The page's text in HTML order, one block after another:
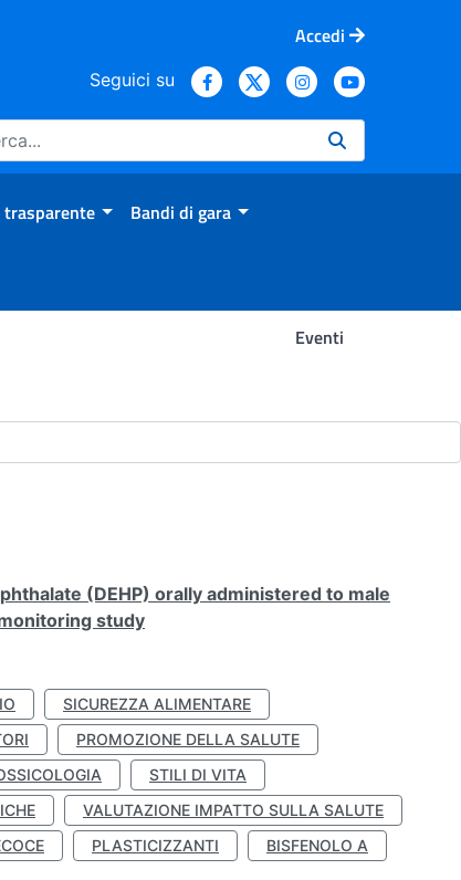
Accedi
Seguici su
Bandi di gara
Eventi
(DEHP) orally administered to male
study
SICUREZZA ALIMENTARE
PROMOZIONE DELLA SALUTE
STILI DI VITA
VALUTAZIONE IMPATTO SULLA SALUTE
PLASTICIZZANTI
BISFENOLO A